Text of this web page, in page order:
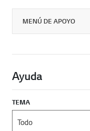
MENÚ DE APOYO
Ayuda
TEMA